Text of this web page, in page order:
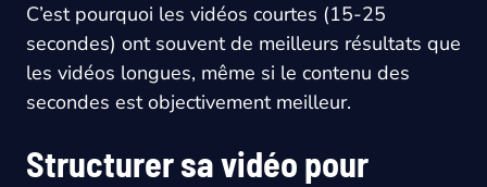
C’est pourquoi les vidéos courtes (15-25
secondes) ont souvent de meilleurs résultats que
les vidéos longues, même si le contenu des
secondes est objectivement meilleur.
Structurer sa vidéo pour